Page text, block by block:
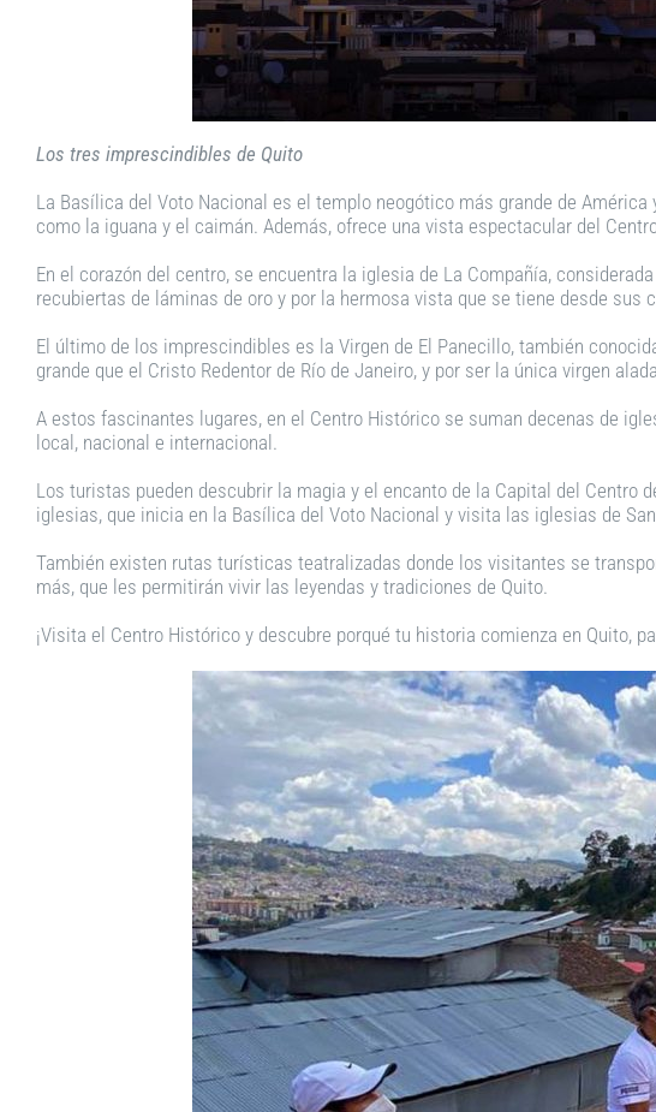
Los tres imprescindibles de Quito
La Basílica del Voto Nacional es el templo neogótico más grande de
como la iguana y el caimán. Además, ofrece una vista espectacular del
En el corazón del centro, se encuentra la iglesia de La Compañía,
recubiertas de láminas de oro y por la hermosa vista que se tiene desde sus
El último de los imprescindibles es la Virgen de El Panecillo, también
grande que el Cristo Redentor de Río de Janeiro, y por ser la única virgen
A estos fascinantes lugares, en el Centro Histórico se suman decenas de
local, nacional e internacional.
Los turistas pueden descubrir la magia y el encanto de la Capital del
iglesias, que inicia en la Basílica del Voto Nacional y visita las iglesias de
También existen rutas turísticas teatralizadas donde los visitantes se
más, que les permitirán vivir las leyendas y tradiciones de Quito.
¡Visita el Centro Histórico y descubre porqué tu historia comienza en Quito,